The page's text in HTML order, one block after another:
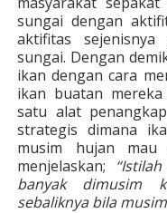
sungai dengan
aktifitas
sungai. Dengan
ikan dengan cara
ikan buatan mereka
satu alat
strategis dimana
musim hujan
menjelaskan;
banyak dimusim
sebaliknya bila